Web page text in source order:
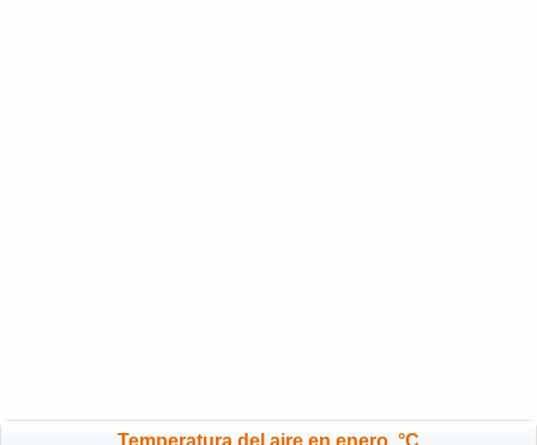
Temperatura del aire en enero, °C